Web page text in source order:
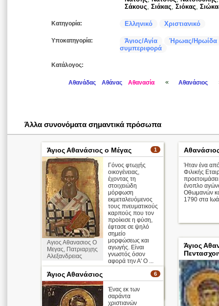
Σάκους, Σιάκας, Σιόκας,
Κατηγορία: Ελληνικό Χριστιανικό
Υποκατηγορία: Άγιος/Αγία
Ήρωας/Ηρωίδα
συμπεριφορά
Κατάλογος:
Αθανάδας Αθάνας Αθανασία « Αθανάσιος
Άλλα συνονόματα σημαντικά πρόσωπα
1
Άγιος Αθανάσιος ο Μέγας
Αγιος Αθανασιος Ο
Μεγας, Πατριαρχης
Αλεξανδρειας
Γόνος φτωχής
οικογένειας,
έχοντας τη
στοιχειώδη
μόρφωση
εκμεταλευόμενος
τους πνευματικούς
καρπούς που τον
προίκισε η φύση,
έφτασε σε ψηλό
σημείο
μορφώσεως και
αγωγής. Είναι
γνωστός όσον
αφορά την Α' Ο ...
Απολυτίκιο
περισσότερα >
Ήταν ένα από
Φιλικής
ένοπλο
Οθωμανών
1790 στα
Άγιος
6
Άγιος Αθανάσιος
Ένας εκ των
σαράντα
χριστιανών